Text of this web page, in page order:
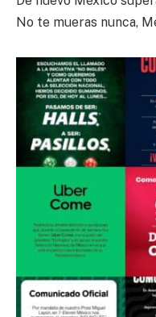
No te mueras nunca,